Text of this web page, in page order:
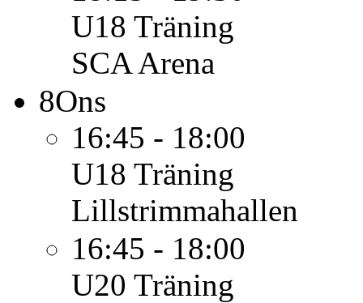
U18 Träning
SCA Arena
8Ons
16:45 - 18:00
U18 Träning
Lillstrimmahallen
16:45 - 18:00
U20 Träning